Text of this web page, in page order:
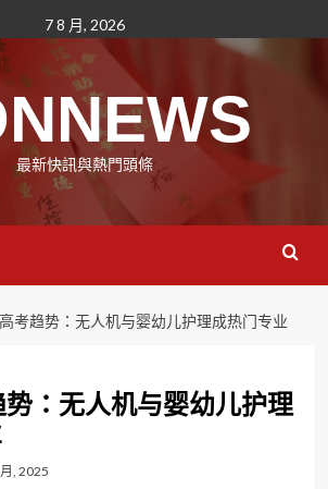
7 8 月, 2026
最新快訊與熱門頭條
考趋势：无人机与婴幼儿护理成热门专业
：无人机与婴幼儿护理
, 2025